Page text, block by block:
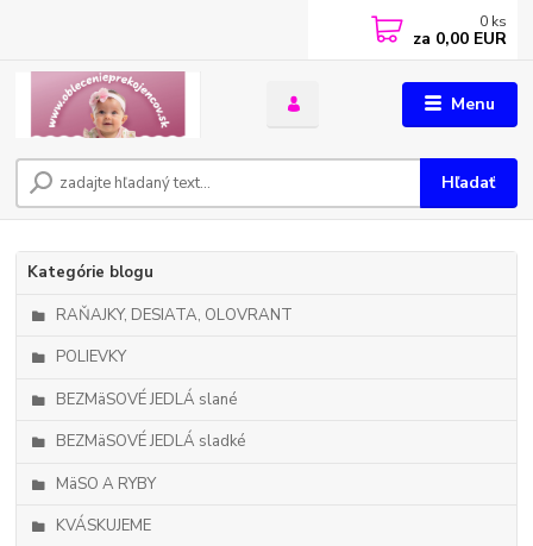
Menu
Hľadať
0 ks
za 0,00 EUR
Kategórie blogu
RAŇAJKY, DESIATA, OLOVRANT
POLIEVKY
BEZMäSOVÉ JEDLÁ slané
BEZMäSOVÉ JEDLÁ sladké
MäSO A RYBY
KVÁSKUJEME